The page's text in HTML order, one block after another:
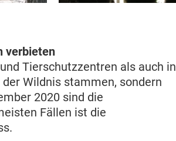
verbieten
Tierschutzzentren als auch in
Wildnis stammen, sondern
2020 sind die
Fällen ist die